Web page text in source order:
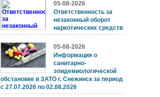
05-08-2026
Ответственность за
незаконный оборот
наркотических средств
05-08-2026
Информация о
санитарно-
эпидемиологической
обстановке в ЗАТО г. Снежинск за период
с 27.07.2026 по 02.08.2026